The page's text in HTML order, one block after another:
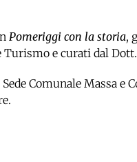
Pomeriggi con la storia,
Turismo e curati dal Dott.
Comunale Massa